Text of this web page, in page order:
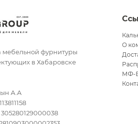
фурнитуры
в Хабаровске
А.А
О
МФ-